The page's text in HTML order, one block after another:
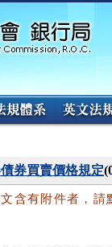
券買賣價格規定
含有附件者，請